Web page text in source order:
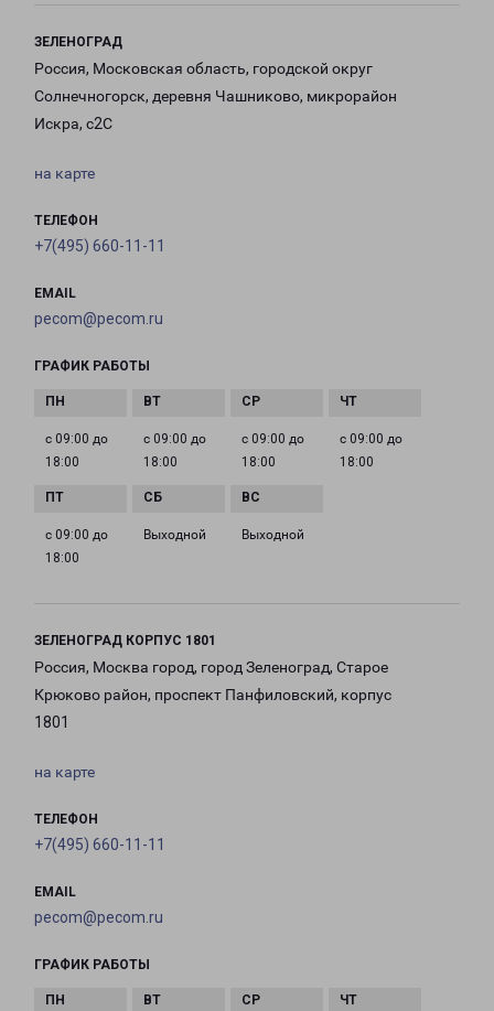
ЗЕЛЕНОГРАД
Россия, Московская область, городской округ
Солнечногорск, деревня Чашниково, микрорайон
Искра, с2С
на карте
ТЕЛЕФОН
+7(495) 660-11-11
EMAIL
pecom@pecom.ru
ГРАФИК РАБОТЫ
с 09:00 до
18:00
с 09:00 до
18:00
с 09:00 до
18:00
с 09:00 до
18:00
с 09:00 до
18:00
Выходной Выходной
ЗЕЛЕНОГРАД КОРПУС 1801
Россия, Москва город, город Зеленоград, Старое
Крюково район, проспект Панфиловский, корпус
1801
на карте
ТЕЛЕФОН
+7(495) 660-11-11
EMAIL
pecom@pecom.ru
ГРАФИК РАБОТЫ